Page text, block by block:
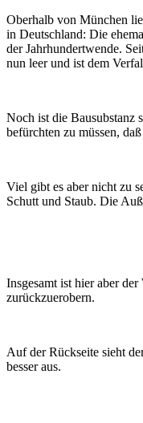
Oberhalb von München
in Deutschland: Die
der Jahrhundertwende.
nun leer und ist dem
Noch ist die Bausubstanz
befürchten zu müssen,
Viel gibt es aber nicht zu
Schutt und Staub. Die
Insgesamt ist hier aber
zurückzuerobern.
Auf der Rückseite sieht
besser aus.